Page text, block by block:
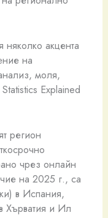
няколко акцента
на
моля,
Explained
регион
чрез онлайн
на 2025 г., са
в Испания,
Хърватия и Ил